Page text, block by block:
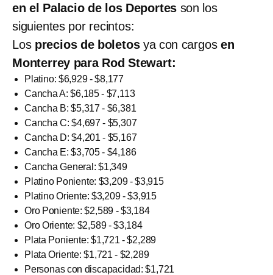
en el Palacio de los Deportes son los
siguientes por recintos:
Los precios de boletosya con cargos en
Monterrey para Rod Stewart:
Platino: $6,929 - $8,177
Cancha A: $6,185 - $7,113
Cancha B: $5,317 - $6,381
Cancha C: $4,697 - $5,307
Cancha D: $4,201 - $5,167
Cancha E: $3,705 - $4,186
Cancha General: $1,349
Platino Poniente: $3,209 - $3,915
Platino Oriente: $3,209 - $3,915
Oro Poniente: $2,589 - $3,184
Oro Oriente: $2,589 - $3,184
Plata Poniente: $1,721 - $2,289
Plata Oriente: $1,721 - $2,289
Personas con discapacidad: $1,721